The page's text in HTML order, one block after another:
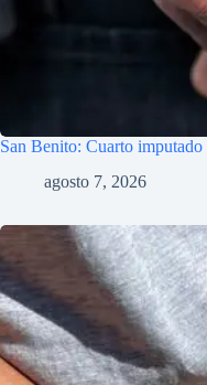
San Benito: Cuarto
agosto 7, 2026